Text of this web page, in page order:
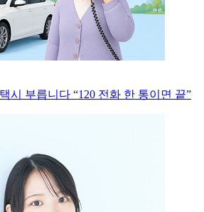
시 부릅니다 “120 전화 한 통이면 끝”